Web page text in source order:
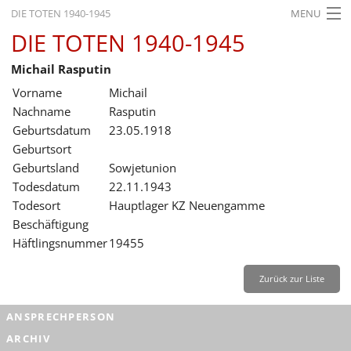
DIE TOTEN 1940-1945 MENU
STARTSEITE
AKTUELLES
AUSSTELLUNGEN
GESCHICHTE
BILDUNG
FORSCHUNG
SERVICE
Leichte Sprache
DIE TOTEN 1940-1945
Michail Rasputin
Vorname
Michail
Nachname
Rasputin
Geburtsdatum
23.05.1918
Geburtsort
Geburtsland
Sowjetunion
Todesdatum
22.11.1943
Todesort
Hauptlager KZ Neuengamme
Beschäftigung
Häftlingsnummer19455
Zurück zur Liste
ANSPRECHPERSON
ARCHIV